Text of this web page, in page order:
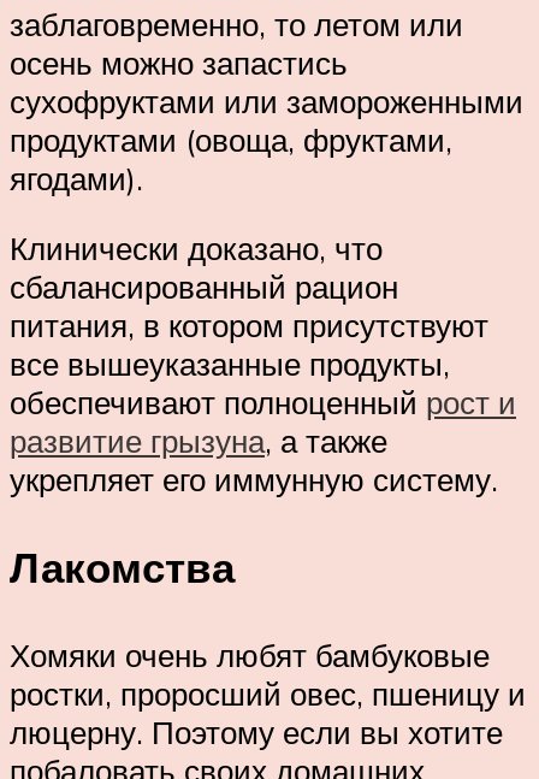
заблаговременно, то летом или
осень можно запастись
сухофруктами или замороженными
продуктами (овоща, фруктами,
ягодами).
Клинически доказано, что
сбалансированный рацион
питания, в котором присутствуют
все вышеуказанные продукты,
обеспечивают полноценный рост и
развитие грызуна, а также
укрепляет его иммунную систему.
Лакомства
Хомяки очень любят бамбуковые
ростки, проросший овес, пшеницу и
люцерну. Поэтому если вы хотите
побаловать своих домашних